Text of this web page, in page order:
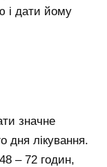
і дати йому
значне
дня лікування.
– 72 годин,